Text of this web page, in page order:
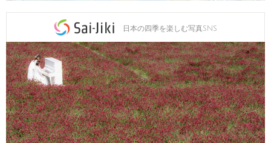
日本の四季を楽しむ写真SNS